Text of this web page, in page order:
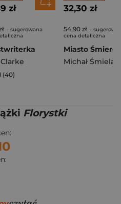
zł
- sugerowana
(40)
32,30 zł
54,90 zł -
cena detaliczna
Miasto Śmierci
Michał Śmielak
Florystki